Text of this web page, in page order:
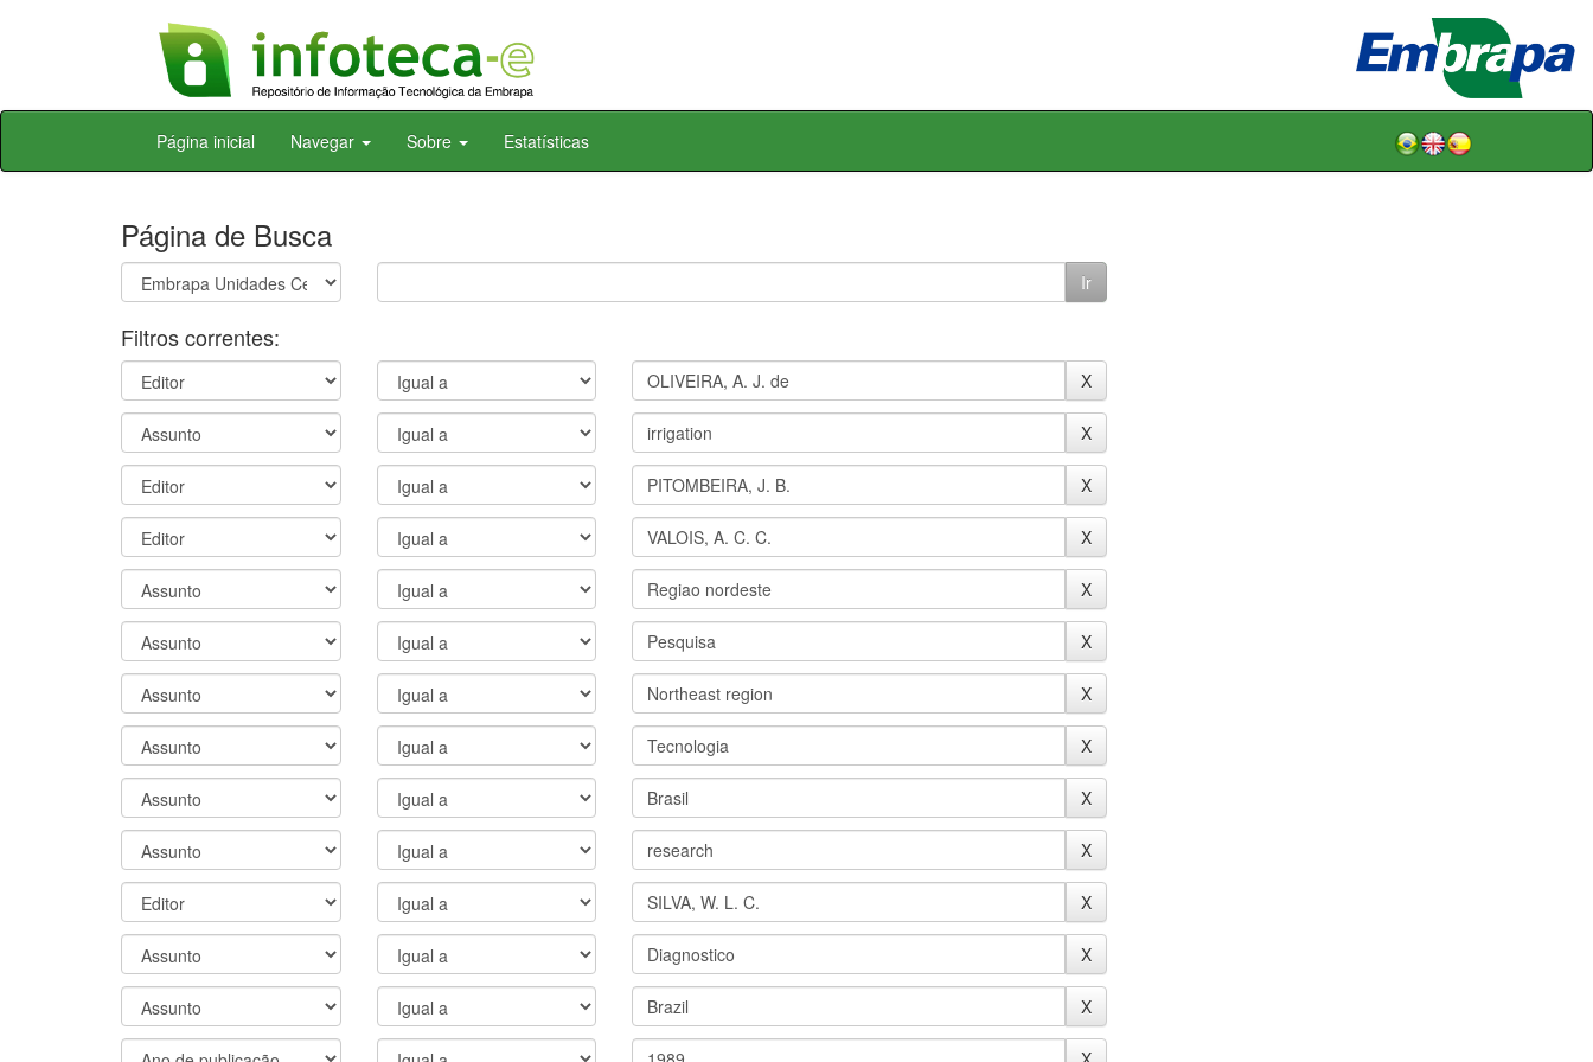
Skip
Página inicial Navegar Sobre Estatísticas
Página de Busca
Filtros correntes: